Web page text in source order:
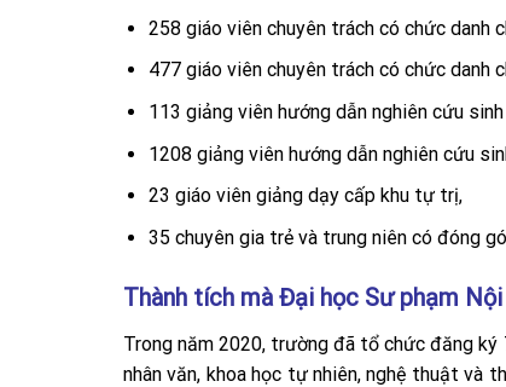
258 giáo viên chuyên trách có chức danh
477 giáo viên chuyên trách có chức danh
113 giảng viên hướng dẫn nghiên cứu
1208 giảng viên hướng dẫn nghiên cứu
23 giáo viên giảng dạy cấp khu tự trị,
35 chuyên gia trẻ và trung niên có đóng
Thành tích mà Đại học Sư phạm
Trong năm 2020, trường đã tổ chức đăng ký
nhân văn, khoa học tự nhiên, nghệ thuật và